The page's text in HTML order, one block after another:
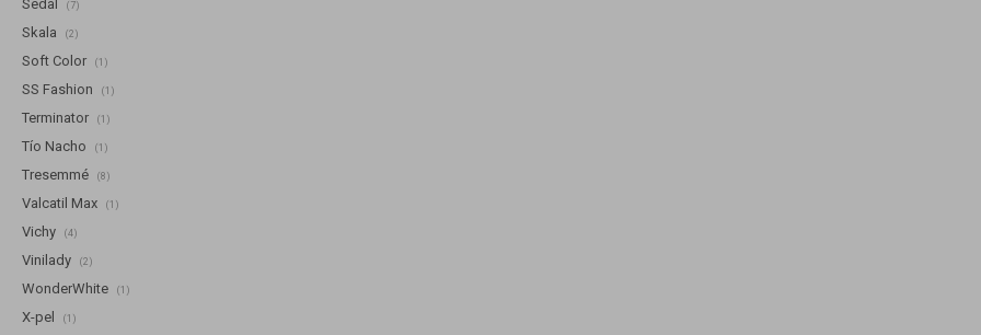
Sedal (7)
Skala (2)
Soft Color (1)
SS Fashion (1)
Terminator (1)
Tío Nacho (1)
Tresemmé (8)
Valcatil Max (1)
Vichy (4)
Vinilady (2)
WonderWhite (1)
X-pel (1)